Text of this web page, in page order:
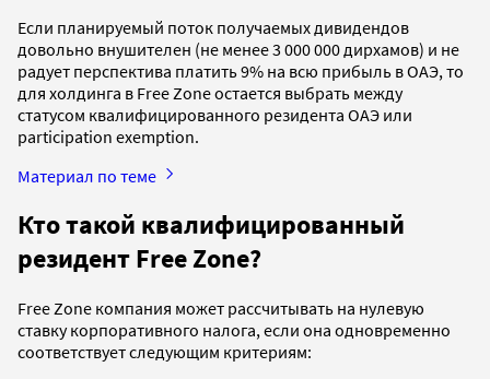
Если планируемый поток получаемых дивидендов
довольно внушителен (не менее 3 000 000 дирхамов) и не
радует перспектива платить 9% на всю прибыль в ОАЭ, то
для холдинга в Free Zone остается выбрать между
статусом квалифицированного резидента ОАЭ или
participation exemption.
Материал по теме
Кто такой квалифицированный
резидент Free Zone?
Free Zone компания может рассчитывать на нулевую
ставку корпоративного налога, если она одновременно
соответствует следующим критериям: